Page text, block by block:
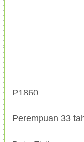
P1860
Perempuan 33